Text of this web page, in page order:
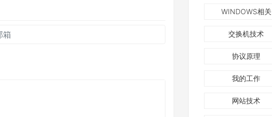
WINDOWS相关
交换机技术
协议原理
我的工作
网站技术